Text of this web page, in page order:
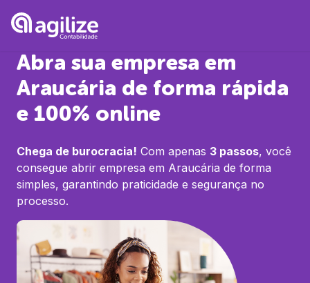
Abra sua empresa em
Araucária de forma rápida
e 100% online
Chega de burocracia! Com apenas 3 passos, você
consegue abrir empresa em Araucária de forma
simples, garantindo praticidade e segurança no
processo.